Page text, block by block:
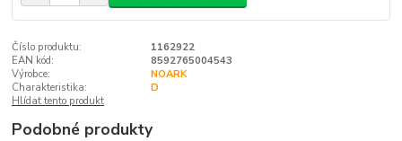
Číslo produktu:
1162922
EAN kód:
8592765004543
Výrobce:
NOARK
Charakteristika:
D
Hlídat tento produkt
Podobné produkty